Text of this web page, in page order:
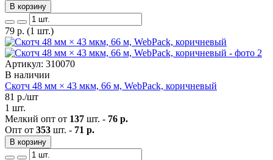
В корзину
79 р. (1 шт.)
Артикул: 310070
В наличии
Скотч 48 мм × 43 мкм, 66 м, WebPack, коричневый
81 р./шт
1 шт.
Мелкий опт от 137 шт. - 76 р.
Опт от 353 шт. - 71 р.
В корзину